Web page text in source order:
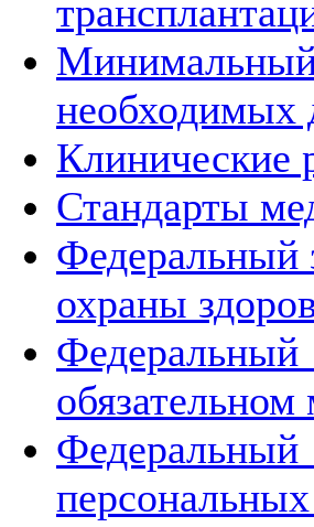
Минимальный
необходимых
Клинические
Стандарты
Федеральный
охраны